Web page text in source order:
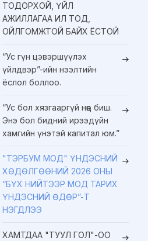
ТОДОРХОЙ, ҮЙЛ
АЖИЛЛАГАА ИЛ ТОД,
ОЙЛГОМЖТОЙ БАЙХ ЁСТОЙ
“Ус гүн цэвэршүүлэх
үйлдвэр”-ийн нээлтийн
ёслол боллоо.
“Ус бол хязгааргүй нөөц биш.
Энэ бол бидний ирээдүйн
хамгийн үнэтэй капитал юм.”
"ТЭРБУМ МОД" ҮНДЭСНИЙ
ХӨДӨЛГӨӨНИЙ 2026 ОНЫ
“БҮХ НИЙТЭЭР МОД ТАРИХ
ҮНДЭСНИЙ ӨДӨР”-Т
НЭГДЛЭЭ
ХАМТДАА "ТУУЛ ГОЛ"-ОО